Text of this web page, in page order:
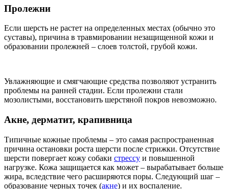
Пролежни
Если шерсть не растет на определенных местах (обычно это
суставы), причина в травмировании незащищенной кожи и
образовании пролежней – слоев толстой, грубой кожи.
Увлажняющие и смягчающие средства позволяют устранить
проблемы на ранней стадии. Если пролежни стали
мозолистыми, восстановить шерстяной покров невозможно.
Акне, дерматит, крапивница
Типичные кожные проблемы – это самая распространенная
причина остановки роста шерсти после стрижки. Отсутствие
шерсти повергает кожу собаки стрессу и повышенной
нагрузке. Кожа защищается как может – вырабатывает больше
жира, вследствие чего расширяются поры. Следующий шаг –
образование черных точек (акне) и их воспаление.